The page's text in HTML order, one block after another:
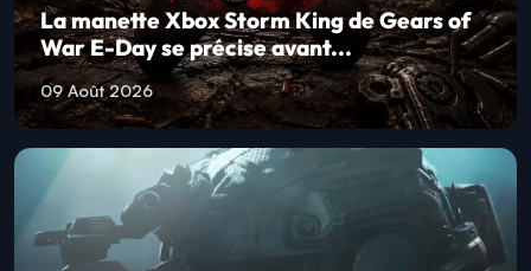
La manette Xbox Storm King de Gears of
War E-Day se précise avant...
09 Août 2026